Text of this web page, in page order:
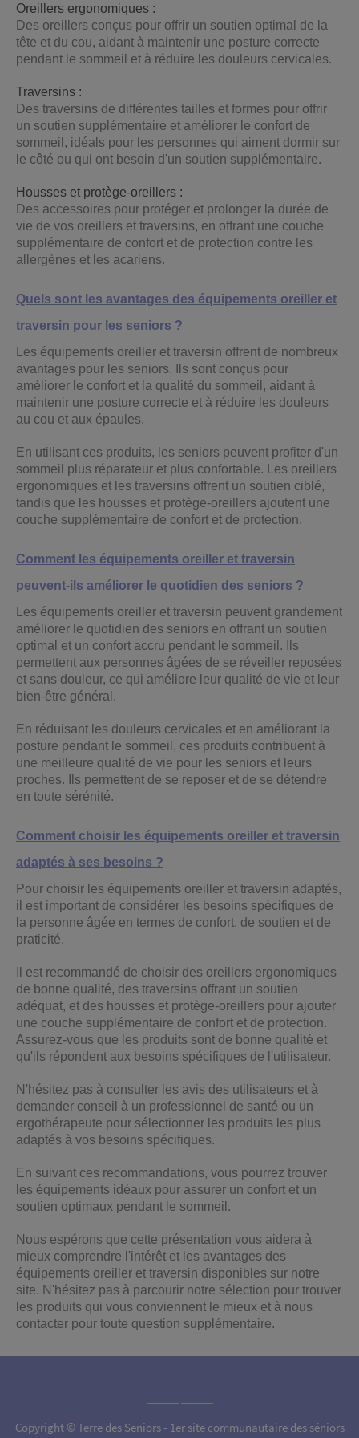
Oreillers ergonomiques :
Des oreillers conçus pour offrir un soutien optimal de la
tête et du cou, aidant à maintenir une posture correcte
pendant le sommeil et à réduire les douleurs cervicales.
Traversins :
Des traversins de différentes tailles et formes pour offrir
un soutien supplémentaire et améliorer le confort de
sommeil, idéals pour les personnes qui aiment dormir sur
le côté ou qui ont besoin d'un soutien supplémentaire.
Housses et protège-oreillers :
Des accessoires pour protéger et prolonger la durée de
vie de vos oreillers et traversins, en offrant une couche
supplémentaire de confort et de protection contre les
allergènes et les acariens.
Quels sont les avantages des équipements oreiller et
traversin pour les seniors ?
Les équipements oreiller et traversin offrent de nombreux
avantages pour les seniors. Ils sont conçus pour
améliorer le confort et la qualité du sommeil, aidant à
maintenir une posture correcte et à réduire les douleurs
au cou et aux épaules.
En utilisant ces produits, les seniors peuvent profiter d'un
sommeil plus réparateur et plus confortable. Les oreillers
ergonomiques et les traversins offrent un soutien ciblé,
tandis que les housses et protège-oreillers ajoutent une
couche supplémentaire de confort et de protection.
Comment les équipements oreiller et traversin
peuvent-ils améliorer le quotidien des seniors ?
Les équipements oreiller et traversin peuvent grandement
améliorer le quotidien des seniors en offrant un soutien
optimal et un confort accru pendant le sommeil. Ils
permettent aux personnes âgées de se réveiller reposées
et sans douleur, ce qui améliore leur qualité de vie et leur
bien-être général.
En réduisant les douleurs cervicales et en améliorant la
posture pendant le sommeil, ces produits contribuent à
une meilleure qualité de vie pour les seniors et leurs
proches. Ils permettent de se reposer et de se détendre
en toute sérénité.
Comment choisir les équipements oreiller et traversin
adaptés à ses besoins ?
Pour choisir les équipements oreiller et traversin adaptés,
il est important de considérer les besoins spécifiques de
la personne âgée en termes de confort, de soutien et de
praticité.
Il est recommandé de choisir des oreillers ergonomiques
de bonne qualité, des traversins offrant un soutien
adéquat, et des housses et protège-oreillers pour ajouter
une couche supplémentaire de confort et de protection.
Assurez-vous que les produits sont de bonne qualité et
qu'ils répondent aux besoins spécifiques de l'utilisateur.
N'hésitez pas à consulter les avis des utilisateurs et à
demander conseil à un professionnel de santé ou un
ergothérapeute pour sélectionner les produits les plus
adaptés à vos besoins spécifiques.
En suivant ces recommandations, vous pourrez trouver
les équipements idéaux pour assurer un confort et un
soutien optimaux pendant le sommeil.
Nous espérons que cette présentation vous aidera à
mieux comprendre l'intérêt et les avantages des
équipements oreiller et traversin disponibles sur notre
site. N'hésitez pas à parcourir notre sélection pour trouver
les produits qui vous conviennent le mieux et à nous
contacter pour toute question supplémentaire.
Copyright © Terre des Seniors - 1er site communautaire des séniors